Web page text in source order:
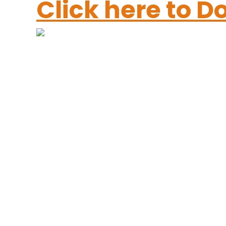
Click here to